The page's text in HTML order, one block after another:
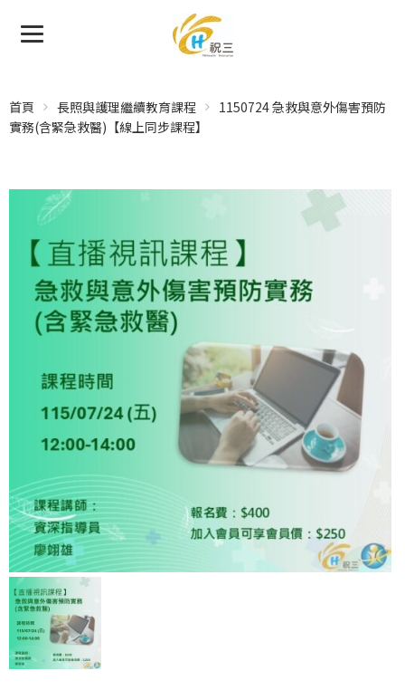
首頁 長照與護理繼續教育課程
1150724 急救與意外傷害預防
實務(含緊急救醫)【線上同步課程】